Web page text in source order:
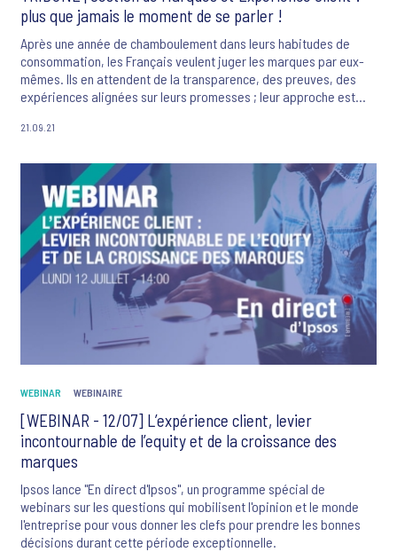
plus que jamais le moment de se parler !
Après une année de chamboulement dans leurs habitudes de
consommation, les Français veulent juger les marques par eux-
mêmes. Ils en attendent de la transparence, des preuves, des
expériences alignées sur leurs promesses ; leur approche est
disposition d’esprit dans leurs stratégies, parce que la qualité de
logique d’évaluation permanente.
21.09.21
WEBINAR WEBINAIRE
[WEBINAR - 12/07] L’expérience client, levier
incontournable de l’equity et de la croissance des
marques
Ipsos lance "En direct d'Ipsos", un programme spécial de
webinars sur les questions qui mobilisent l'opinion et le monde
l'entreprise pour vous donner les clefs pour prendre les bonnes
décisions durant cette période exceptionnelle.